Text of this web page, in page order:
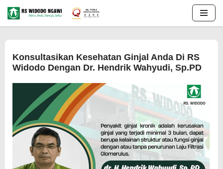
Lompat
Konsultasikan Kesehatan Ginjal Anda Di RS
Widodo Dengan Dr. Hendrik Wahyudi, Sp.PD